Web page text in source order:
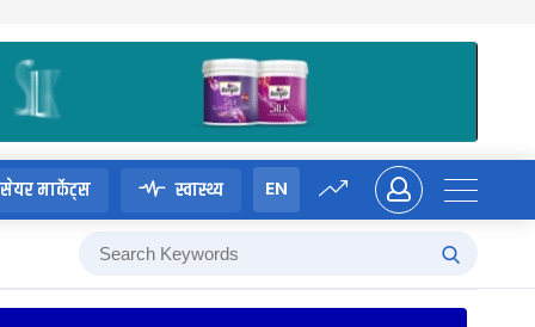
सेयर मार्केट्स स्वास्थ्य EN